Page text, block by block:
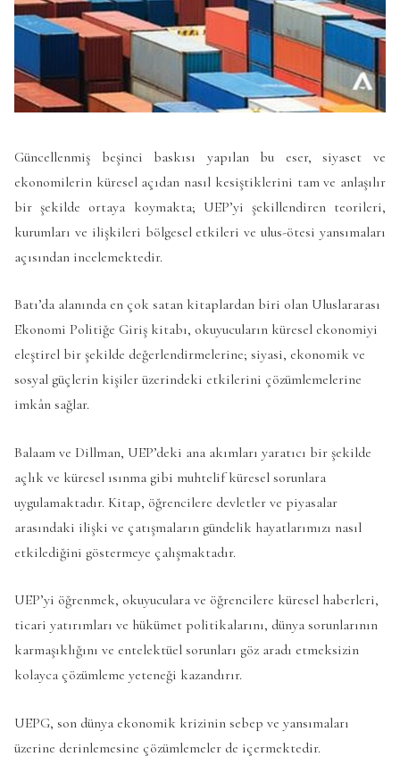
Güncellenmiş beşinci baskısı yapılan bu eser, siyaset ve
ekonomilerin küresel açıdan nasıl kesiştiklerini tam ve anlaşılır
bir şekilde ortaya koymakta; UEP’yi şekillendiren teorileri,
kurumları ve ilişkileri bölgesel etkileri ve ulus-ötesi yansımaları
açısından incelemektedir.
Batı’da alanında en çok satan kitaplardan biri olan Uluslararası
Ekonomi Politiğe Giriş kitabı, okuyucuların küresel ekonomiyi
eleştirel bir şekilde değerlendirmelerine; siyasi, ekonomik ve
sosyal güçlerin kişiler üzerindeki etkilerini çözümlemelerine
imkân sağlar.
Balaam ve Dillman, UEP’deki ana akımları yaratıcı bir şekilde
açlık ve küresel ısınma gibi muhtelif küresel sorunlara
uygulamaktadır. Kitap, öğrencilere devletler ve piyasalar
arasındaki ilişki ve çatışmaların gündelik hayatlarımızı nasıl
etkilediğini göstermeye çalışmaktadır.
UEP’yi öğrenmek, okuyuculara ve öğrencilere küresel haberleri,
ticari yatırımları ve hükümet politikalarını, dünya sorunlarının
karmaşıklığını ve entelektüel sorunları göz aradı etmeksizin
kolayca çözümleme yeteneği kazandırır.
UEPG, son dünya ekonomik krizinin sebep ve yansımaları
üzerine derinlemesine çözümlemeler de içermektedir.